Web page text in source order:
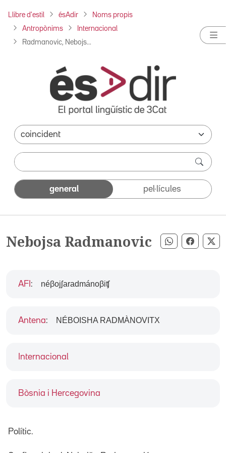
Llibre d'estil ésAdir Noms propis
Antropònims Internacional
Radmanovic, Nebojs...
general pel·lícules
Nebojsa Radmanovic Compartir
Internacional
Bòsnia i Hercegovina
AFI : néβojʃaradmánoβiʧ
Antena: NÉBOISHA RADMÀNOVITX
Polític.